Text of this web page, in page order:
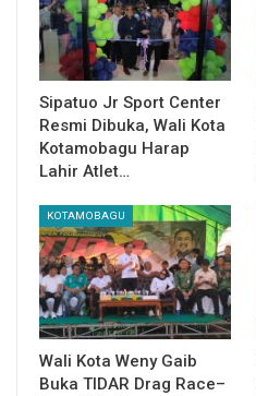
Sipatuo Jr Sport Center
Resmi Dibuka, Wali Kota
Kotamobagu Harap
Lahir Atlet…
KOTAMOBAGU
Wali Kota Weny Gaib
Buka TIDAR Drag Race–